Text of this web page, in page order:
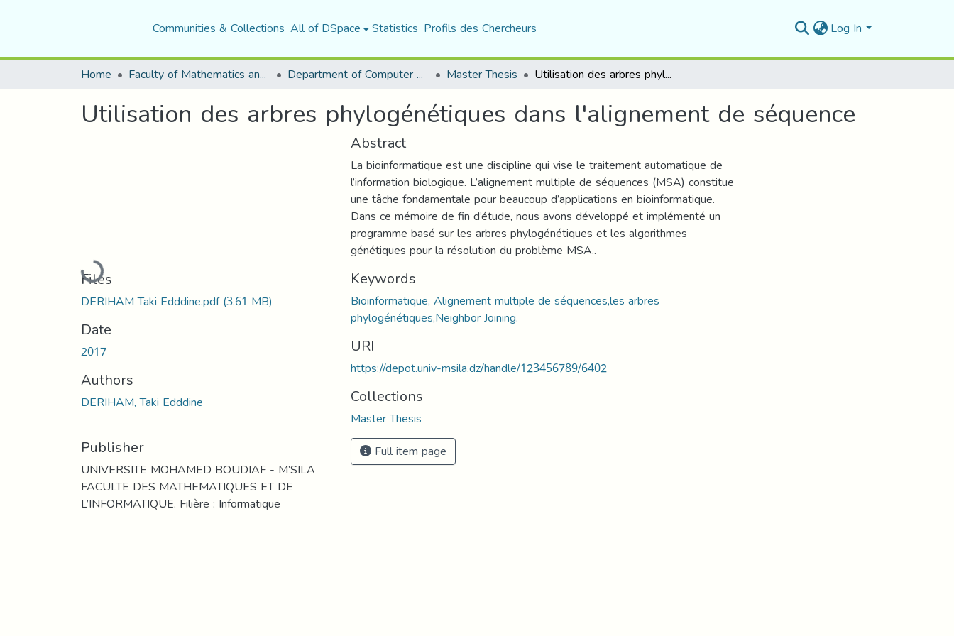
Communities & Collections All of DSpace Statistics Profils des Chercheurs Log In
Home Faculty of Mathematics and Computer Science Department of Computer Science Master Thesis Utilisation des arbres phylogénétiques dans l'alignement de séquence
Utilisation des arbres phylogénétiques dans l'alignement de séquence
Loading...
Files
DERIHAM Taki Edddine.pdf(3.61 MB)
Date
2017
Authors
DERIHAM, Taki Edddine
Publisher
UNIVERSITE MOHAMED BOUDIAF - M’SILA
FACULTE DES MATHEMATIQUES ET DE
L’INFORMATIQUE. Filière : Informatique
Abstract
La bioinformatique est une discipline qui vise le traitement automatique de
l’information biologique. L’alignement multiple de séquences (MSA) constitue
une tâche fondamentale pour beaucoup d’applications en bioinformatique.
Dans ce mémoire de fin d’étude, nous avons développé et implémenté un
programme basé sur les arbres phylogénétiques et les algorithmes
génétiques pour la résolution du problème MSA..
Keywords
Bioinformatique, Alignement multiple de séquences,les arbres
phylogénétiques,Neighbor Joining.
URI
https://depot.univ-msila.dz/handle/123456789/6402
Collections
Master Thesis
Full item page